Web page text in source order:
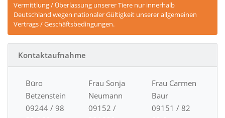
Vermittlung / Überlassung unserer Tiere nur innerhalb
Deutschland wegen nationaler Gültigkeit unserer allgemeinen
Vertrags / Geschäftsbedingungen.
Kontaktaufnahme
Büro
Betzenstein
09244 / 98
Frau Sonja
Neumann
09152 /
Frau Carmen
Baur
09151 / 82